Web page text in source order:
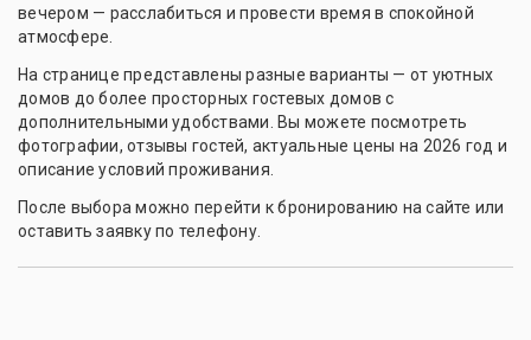
вечером — расслабиться и провести время в спокойной
атмосфере.
На странице представлены разные варианты — от уютных
домов до более просторных гостевых домов с
дополнительными удобствами. Вы можете посмотреть
фотографии, отзывы гостей, актуальные цены на 2026 год и
описание условий проживания.
После выбора можно перейти к бронированию на сайте или
оставить заявку по телефону.